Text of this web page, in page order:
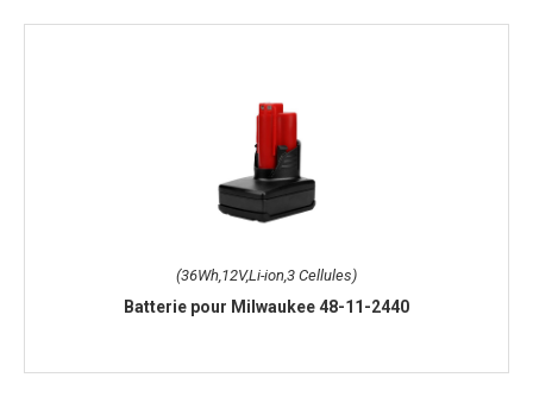
(36Wh,12V,Li-ion,3 Cellules)
Batterie pour Milwaukee 48-11-2440